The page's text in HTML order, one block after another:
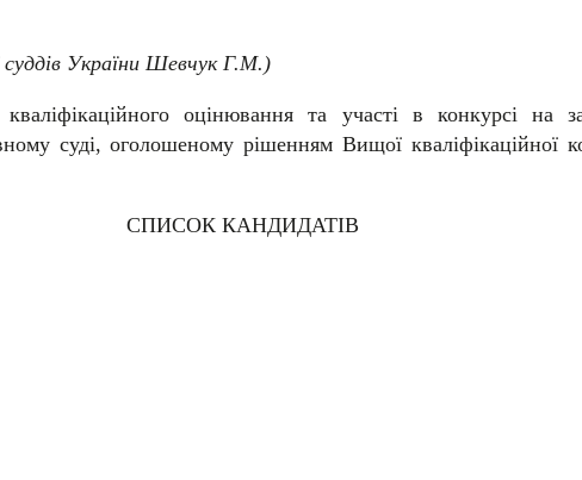
суддів України Шевчук Г.М.)
оцінювання та участі в конкурсі на
суді, оголошеному рішенням Вищої кваліфікаційної
СПИСОК КАНДИДАТІВ